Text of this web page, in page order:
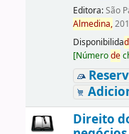
Editora:São
Almedina,
Disponibilida
[Númerode
Direito